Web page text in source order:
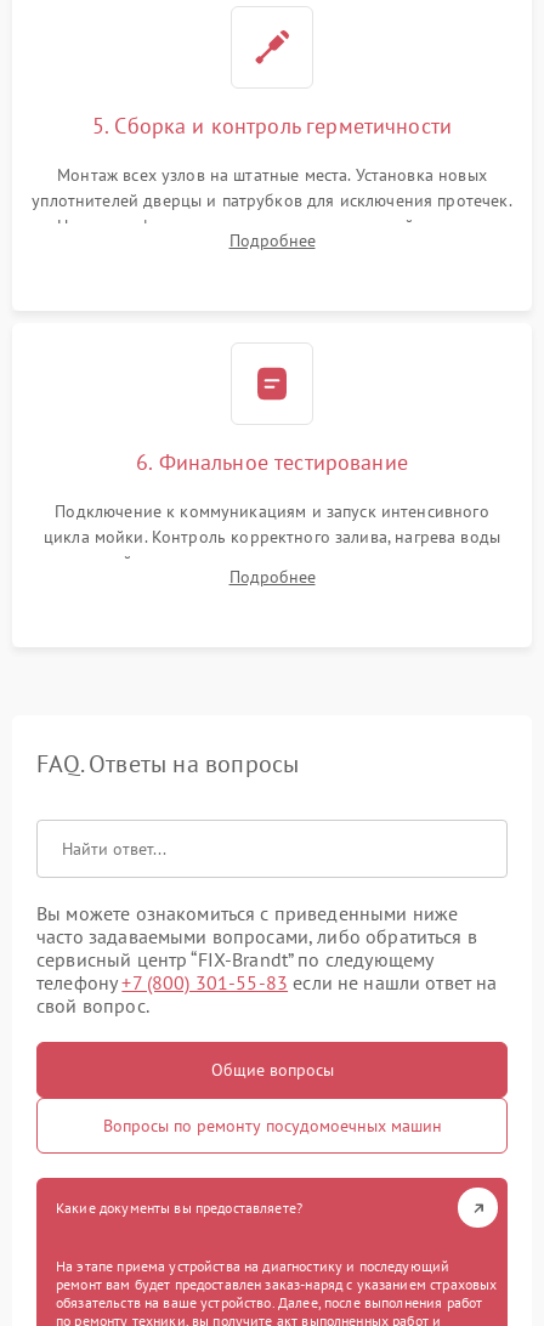
5. Сборка и контроль герметичности
Монтаж всех узлов на штатные места. Установка новых
уплотнителей дверцы и патрубков для исключения протечек.
Надежная фиксация хомутов гидравлической системы,
сборка корпуса и установка датчика поплавка.
Подробнее
6. Финальное тестирование
Подключение к коммуникациям и запуск интенсивного
цикла мойки. Контроль корректного залива, нагрева воды
до нужной температуры, отсутствия посторонних шумов,
штатного слива и абсолютной сухости в поддоне.
Подробнее
FAQ. Ответы на вопросы
Вы можете ознакомиться с приведенными ниже
часто задаваемыми вопросами, либо обратиться в
сервисный центр “FIX-Brandt” по следующему
телефону+7 (800) 301-55-83 если не нашли ответ на
свой вопрос.
Общие вопросы
Вопросы по ремонту посудомоечных машин
Какие документы вы предоставляете?
На этапе приема устройства на диагностику и последующий
ремонт вам будет предоставлен заказ-наряд с указанием страховых
обязательств на ваше устройство. Далее, после выполнения работ
по ремонту техники, вы получите акт выполненных работ и